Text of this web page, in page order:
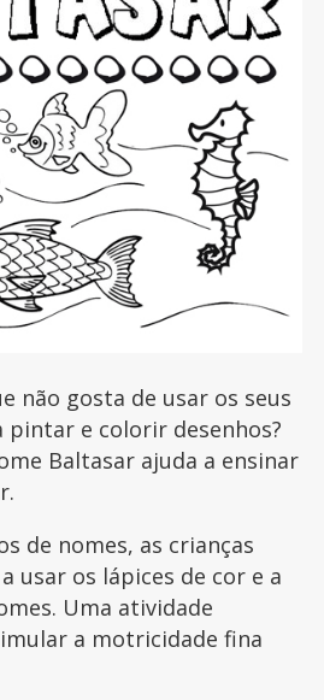
não gosta de usar os seus
pintar e colorir desenhos?
Baltasar ajuda a ensinar
de nomes, as crianças
usar os lápices de cor e a
Uma atividade
a motricidade fina